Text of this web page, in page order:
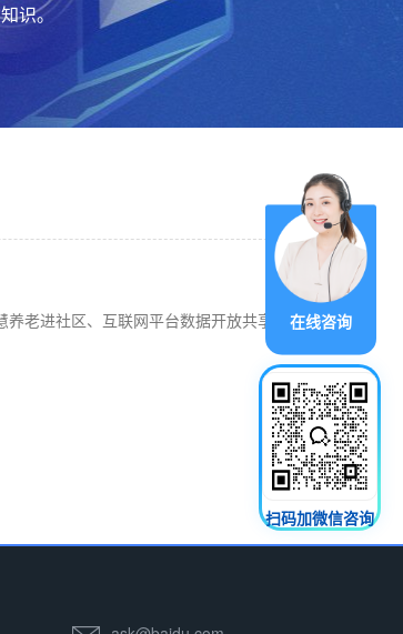
识。
老进社区、互联网平台数据开放共享...
在线咨询
扫码加微信咨询